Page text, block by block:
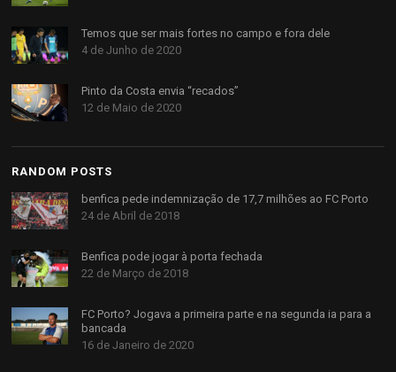
Temos que ser mais fortes no campo e fora dele
4 de Junho de 2020
Pinto da Costa envia “recados”
12 de Maio de 2020
RANDOM POSTS
benfica pede indemnização de 17,7 milhões ao FC Porto
24 de Abril de 2018
Benfica pode jogar à porta fechada
22 de Março de 2018
FC Porto? Jogava a primeira parte e na segunda ia para a
bancada
16 de Janeiro de 2020